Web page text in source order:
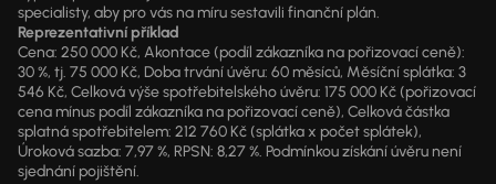
specialisty, aby pro vás na míru sestavili finanční plán.
Reprezentativní příklad
Cena: 250 000 Kč, Akontace (podíl zákazníka na pořizovací ceně):
30 %, tj. 75 000 Kč, Doba trvání úvěru: 60 měsíců, Měsíční splátka: 3
546 Kč, Celková výše spotřebitelského úvěru: 175 000 Kč (pořizovací
cena mínus podíl zákazníka na pořizovací ceně), Celková částka
splatná spotřebitelem: 212 760 Kč (splátka x počet splátek),
Úroková sazba: 7,97 %, RPSN: 8,27 %. Podmínkou získání úvěru není
sjednání pojištění.